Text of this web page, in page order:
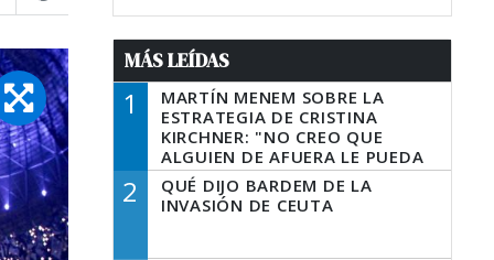
MÁS LEÍDAS
1
MARTÍN MENEM SOBRE LA
ESTRATEGIA DE CRISTINA
KIRCHNER: "NO CREO QUE
ALGUIEN DE AFUERA LE PUEDA
DECIR A LA JUSTICIA LO QUE
TIENE QUE HACER"
2
QUÉ DIJO BARDEM DE LA
INVASIÓN DE CEUTA